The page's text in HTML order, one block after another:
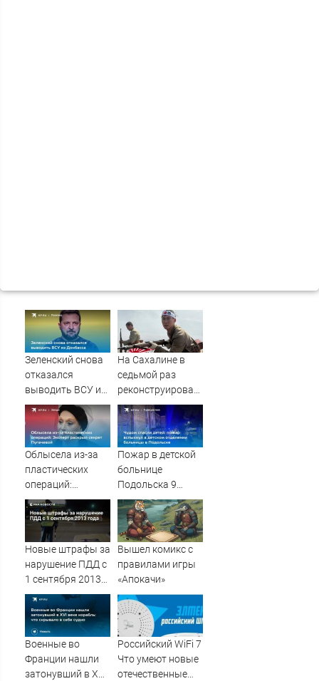
Зеленский снова
отказался
выводить ВСУ из
Донбасса
На Сахалине в
седьмой раз
реконструировали
штурм
полицейского
поста Хандаса
Облысела из-за
пластических
операций:
Эксперт раскрыл
секрет Пугачевой
Пожар в детской
больнице
Подольска 9
августа 2026
года: что
произошло,
спасение детей из
и видео,
новости о ЧП в
Московской
области
Новые штрафы за
нарушение ПДД с
1 сентября 2013
года
Вышел комикс с
правилами игры
«Апокачи»
Военные во
Франции нашли
затонувший в XVI
Российский WiFi 7
Что умеют новые
отечественные